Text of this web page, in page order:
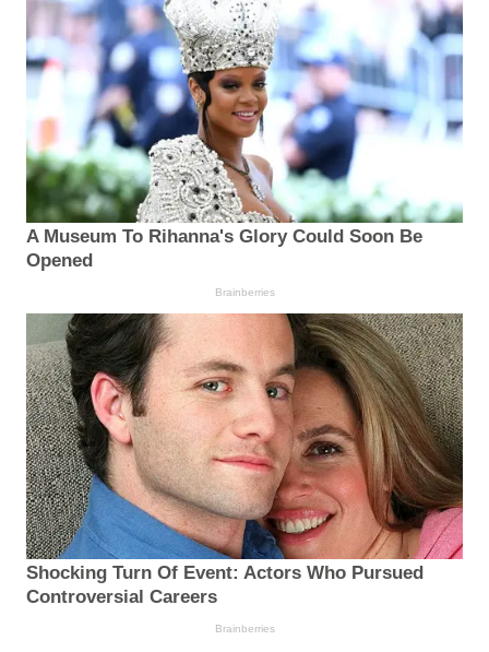
A Museum To Rihanna's Glory Could Soon Be
Opened
Brainberries
Shocking Turn Of Event: Actors Who Pursued
Controversial Careers
Brainberries